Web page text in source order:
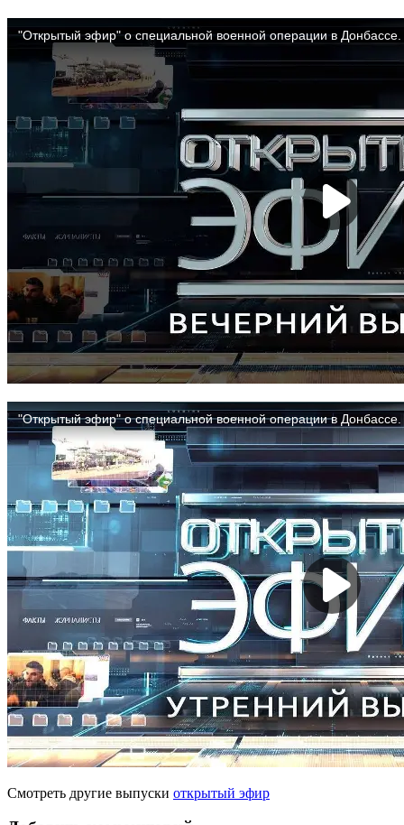
Смотреть другие выпуски открытый эфир